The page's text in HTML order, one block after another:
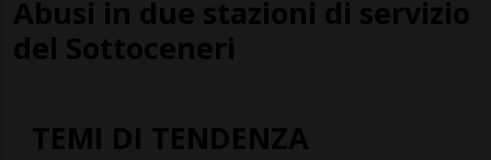
Abusi in due stazioni di servizio
del Sottoceneri
TEMI DI TENDENZA